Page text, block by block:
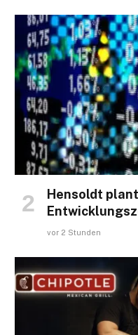
Hensoldt
vor 2 Stunden